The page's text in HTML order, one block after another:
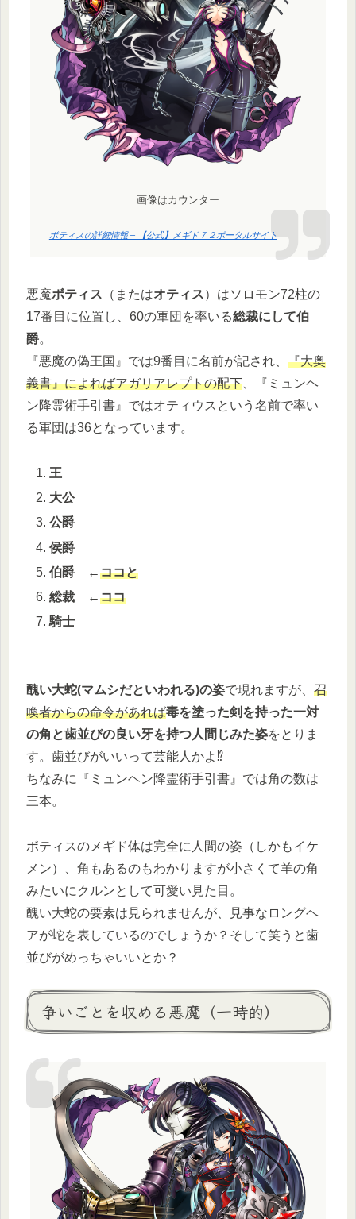
画像はカウンター
ボティスの詳細情報 – 【公式】メギド７２ポータルサイト
悪魔ボティス （またはオティス）はソロモン72柱の
17番目に位置し、60の軍団を率いる総裁にして伯
爵。
『悪魔の偽王国』では9番目に名前が記され、 『大奥
義書』によればアガリアレプトの配下 、『ミュンヘ
ン降霊術手引書』ではオティウスという名前で率い
る軍団は36となっています。
王
大公
公爵
侯爵
伯爵 ←ココと
総裁 ←ココ
騎士
醜い大蛇(マムシだといわれる)の姿で現れますが、 召
喚者からの命令があれば毒を塗った剣を持った一対
の角と歯並びの良い牙を持つ人間じみた姿をとりま
す。歯並びがいいって芸能人かよ⁉
ちなみに『ミュンヘン降霊術手引書』では角の数は
三本。
ボティスのメギド体は完全に人間の姿（しかもイケ
メン）、角もあるのもわかりますが小さくて羊の角
みたいにクルンとして可愛い見た目。
醜い大蛇の要素は見られませんが、見事なロングヘ
アが蛇を表しているのでしょうか？そして笑うと歯
並びがめっちゃいいとか？
争いごとを収める悪魔（一時的）